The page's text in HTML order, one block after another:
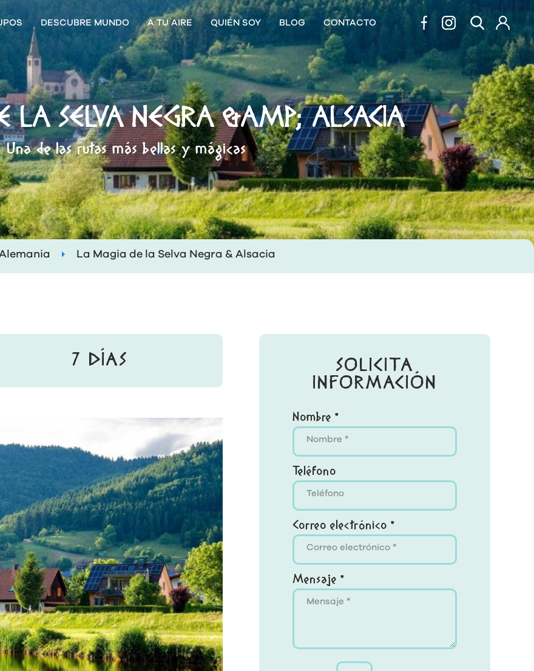
DESCUBRE MUNDO A TU AIRE QUIÉN SOY BLOG CONTACTO
SELVA NEGRA &AMP; ALSACIA
Una de las rutas más bellas y mágicas
La Magia de la Selva Negra & Alsacia
7 DÍAS SOLICITA
INFORMACIÓN
Nombre *
Teléfono
Correo electrónico *
Mensaje *